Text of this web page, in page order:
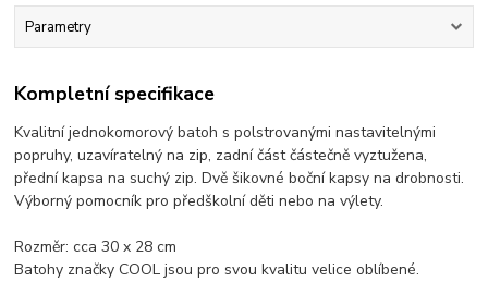
Parametry
Kompletní specifikace
Kvalitní jednokomorový batoh s polstrovanými nastavitelnými
popruhy, uzavíratelný na zip, zadní část částečně vyztužena,
přední kapsa na suchý zip. Dvě šikovné boční kapsy na drobnosti.
Výborný pomocník pro předškolní děti nebo na výlety.
Rozměr: cca 30 x 28 cm
Batohy značky COOL jsou pro svou kvalitu velice oblíbené.